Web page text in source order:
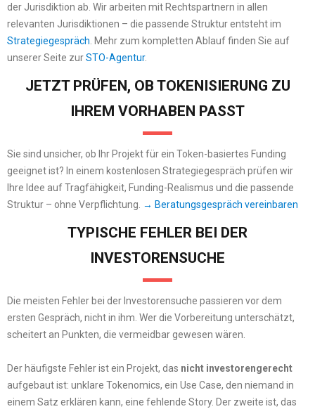
der Jurisdiktion ab. Wir arbeiten mit Rechtspartnern in allen
relevanten Jurisdiktionen – die passende Struktur entsteht im
Strategiegespräch . Mehr zum kompletten Ablauf finden Sie auf
unserer Seite zurSTO-Agentur.
JETZT PRÜFEN, OB TOKENISIERUNG ZU
IHREM VORHABEN PASST
Sie sind unsicher, ob Ihr Projekt für ein Token-basiertes Funding
geeignet ist? In einem kostenlosen Strategiegespräch prüfen wir
Ihre Idee auf Tragfähigkeit, Funding-Realismus und die passende
Struktur – ohne Verpflichtung. → Beratungsgespräch vereinbaren
TYPISCHE FEHLER BEI DER
INVESTORENSUCHE
Die meisten Fehler bei der Investorensuche passieren vor dem
ersten Gespräch, nicht in ihm. Wer die Vorbereitung unterschätzt,
scheitert an Punkten, die vermeidbar gewesen wären.
Der häufigste Fehler ist ein Projekt, das nicht investorengerecht
aufgebaut ist: unklare Tokenomics, ein Use Case, den niemand in
einem Satz erklären kann, eine fehlende Story. Der zweite ist, das